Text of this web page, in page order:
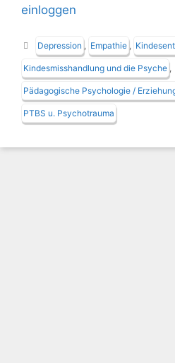
einloggen
Schlagwörter
Depression , Empathie ,
Kindesmisshandlung und die Psyche ,
Pädagogische Psychologie /
PTBS u. Psychotrauma